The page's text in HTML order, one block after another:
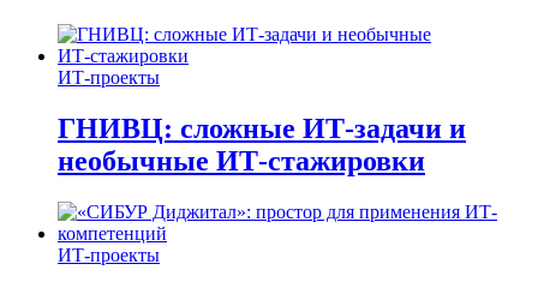
ИТ-проекты
ГНИВЦ: сложные ИТ‑задачи и
необычные ИТ‑стажировки
ИТ-проекты